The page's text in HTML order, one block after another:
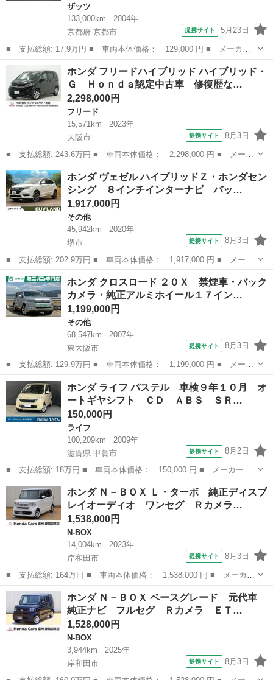
ザッツ
133,000km
2004年
京都府 京都市
提携サイト 5月23日
■ 支払総額: 17.9万円 ■ 車両本体価格： 129,000 円 ■ メーカー
名： ホンダ ■ 車種名： ザッツ ■ グレード名： スペシャルエ
ディション ＣＤ キーレス ■ 排気量： 660cc ■ ドア枚数：
5D...
ザッツ
ホンダ フリードハイブリッド ハイブリッド・
Ｇ Ｈｏｎｄａ認定中古車 修復歴な…
2,298,000円
フリード
15,571km
2023年
大阪市
提携サイト 8月3日
■ 支払総額: 243.6万円 ■ 車両本体価格： 2,298,000 円 ■ メーカ
ー名： ホンダ ■ 車種名： フリードハイブリッド ■ グレード
名： ハイブリッド・Ｇ Ｈｏｎｄａ認定中古車 修復歴なし Ｈｏ
ｎｄａ販売...
大阪 大阪市 フリード
ホンダ ヴェゼル ハイブリッドＺ・ホンダセン
シング ８インチインターナビ バッ…
1,917,000円
その他
45,942km
2020年
堺市
提携サイト 8月3日
■ 支払総額: 202.9万円 ■ 車両本体価格： 1,917,000 円 ■ メーカ
ー名： ホンダ ■ 車種名： ヴェゼル ■ グレード名： ハイブリ
ッドＺ・ホンダセンシング ８インチインターナビ バックカメラ
寒冷地仕...
大阪 堺市 その他
ホンダ クロスロード ２０Ｘ 禁煙車・バック
カメラ・純正アルミホイール１７イン…
1,199,000円
その他
68,547km
2007年
東大阪市
提携サイト 8月3日
■ 支払総額: 129.9万円 ■ 車両本体価格： 1,199,000 円 ■ メーカ
ー名： ホンダ ■ 車種名： クロスロード ■ グレード名： ２０
Ｘ 禁煙車・バックカメラ・純正アルミホイール１７インチ・ＬＥＤ
ヘッドラ...
大阪 東大阪市 その他
ホンダ ライフ パステル 車検９年１０月 オ
ートギヤシフト ＣＤ ＡＢＳ ＳＲ…
150,000円
ライフ
100,209km
2009年
滋賀県 甲賀市
提携サイト 8月2日
■ 支払総額: 18万円 ■ 車両本体価格： 150,000 円 ■ メーカー
名： ホンダ ■ 車種名： ライフ ■ グレード名： パステル 車
検９年１０月 オートギヤシフト ＣＤ ＡＢＳ ＳＲＳエアバッ
グ ヘッドライトレ...
滋賀 甲賀市 ライフ
ホンダ Ｎ－ＢＯＸ Ｌ・ターボ 純正ディスプ
レイオーディオ ワンセグ Ｒカメラ…
1,538,000円
N-BOX
14,004km
2023年
岸和田市
提携サイト 8月3日
■ 支払総額: 164万円 ■ 車両本体価格： 1,538,000 円 ■ メーカー
名： ホンダ ■ 車種名： Ｎ－ＢＯＸ ■ グレード名： Ｌ・ター
ボ 純正ディスプレイオーディオ ワンセグ Ｒカメラ ＥＴＣ ド
ラレコ（前...
大阪 岸和田市 N-BOX
ホンダ Ｎ－ＢＯＸ ベースグレード 元代車
純正ナビ フルセグ Ｒカメラ ＥＴ…
1,528,000円
N-BOX
3,944km
2025年
岸和田市
提携サイト 8月3日